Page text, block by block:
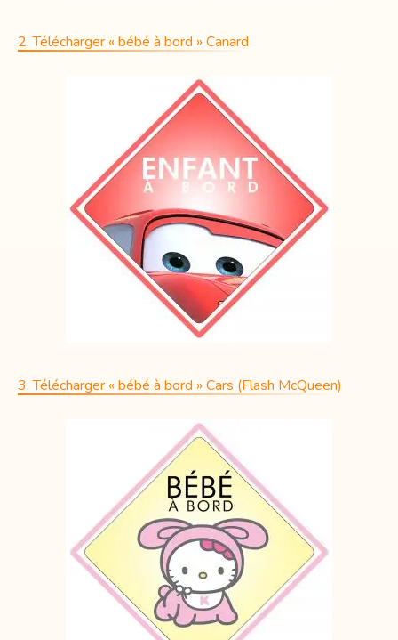
2. Télécharger « bébé à bord » Canard
3. Télécharger « bébé à bord » Cars (Flash McQueen)